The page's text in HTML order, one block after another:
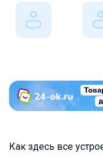
Как здесь все